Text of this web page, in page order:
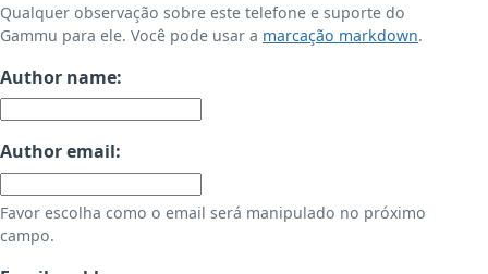
Qualquer observação sobre este telefone e suporte do
Gammu para ele. Você pode usar a marcação markdown.
Author name:
Author email:
Favor escolha como o email será manipulado no próximo
campo.